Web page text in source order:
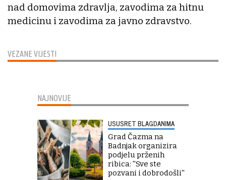
VEZANE VIJESTI
nad domovima zdravlja, zavodima za hitnu
medicinu i zavodima za javno zdravstvo.
NAJNOVIJE
USUSRET BLAGDANIMA
Grad Čazma na
Badnjak organizira
podjelu prženih
ribica: ''Sve ste
pozvani i dobrodošli''